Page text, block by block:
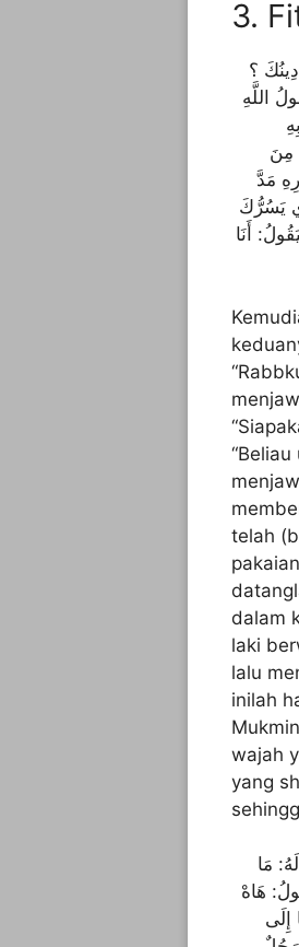
3.
؟
اللَّهِ
مِنَ
مَدَّ
يَسُرُّكَ
أَنَا
telah
dalam
laki
lalu
inilah
wajah
yang
مَا
هَاهْ
إِلَى